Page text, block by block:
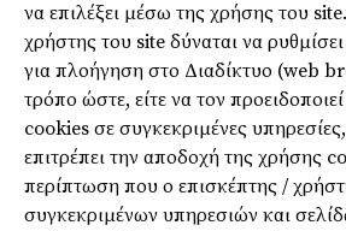
να επιλέξει μέσω της χρήσης του
χρήστης του site δύναται να
για πλοήγηση στο Διαδίκτυο (web
τρόπο ώστε, είτε να τον
cookies σε συγκεκριμένες
επιτρέπει την αποδοχή της χρήσης
περίπτωση που ο επισκέπτης /
συγκεκριμένων υπηρεσιών και